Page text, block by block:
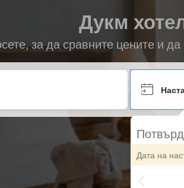
Дукм
за да сравните цените и
Дата на